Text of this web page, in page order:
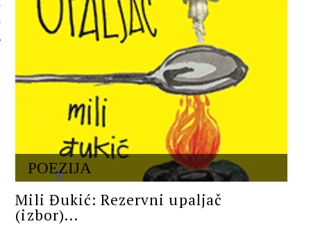
POEZIJA
Mili Đukić: Rezervni upaljač
(izbor)...